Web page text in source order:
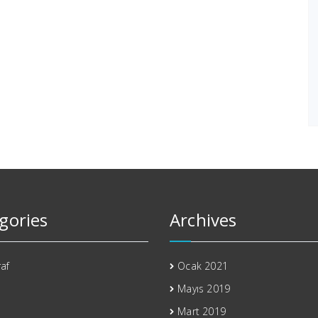
Archives
Ocak 2021
Mayıs 2019
Mart 2019